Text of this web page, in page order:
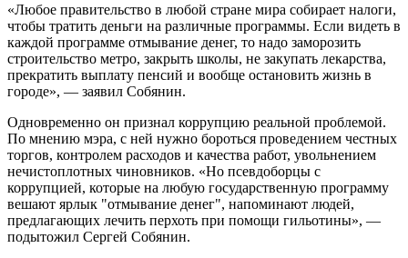
«Любое правительство в любой стране мира собирает налоги,
чтобы тратить деньги на различные программы. Если видеть в
каждой программе отмывание денег, то надо заморозить
строительство метро, закрыть школы, не закупать лекарства,
прекратить выплату пенсий и вообще остановить жизнь в
городе», — заявил Собянин.
Одновременно он признал коррупцию реальной проблемой.
По мнению мэра, с ней нужно бороться проведением честных
торгов, контролем расходов и качества работ, увольнением
нечистоплотных чиновников. «Но псевдоборцы с
коррупцией, которые на любую государственную программу
вешают ярлык "отмывание денег", напоминают людей,
предлагающих лечить перхоть при помощи гильотины», —
подытожил Сергей Собянин.